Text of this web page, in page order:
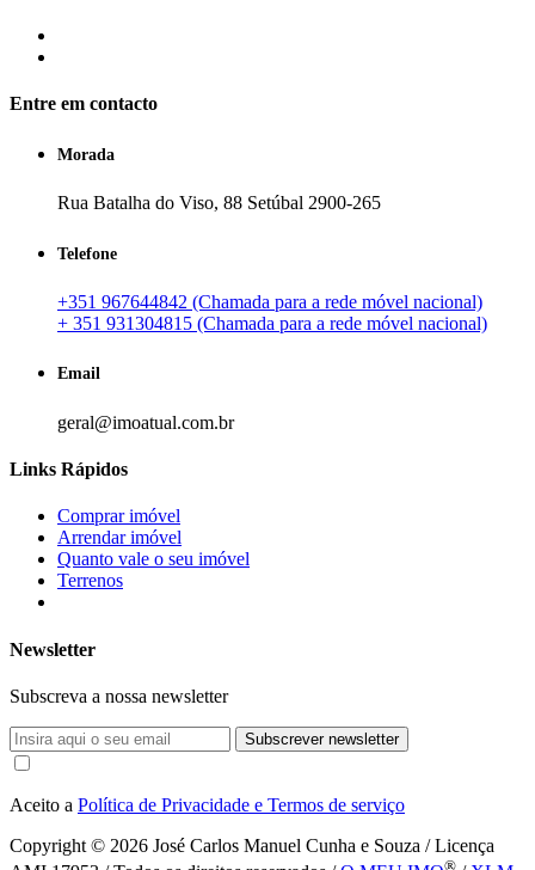
Entre em contacto
Morada
Rua Batalha do Viso, 88 Setúbal 2900-265
Telefone
+351 967644842 (Chamada para a rede móvel nacional)
+ 351 931304815 (Chamada para a rede móvel nacional)
Email
geral@imoatual.com.br
Links Rápidos
Comprar imóvel
Arrendar imóvel
Quanto vale o seu imóvel
Terrenos
Newsletter
Subscreva a nossa newsletter
Subscrever newsletter
Aceito a Política de Privacidade e Termos de serviço
Copyright © 2026 José Carlos Manuel Cunha e Souza / Licença
®